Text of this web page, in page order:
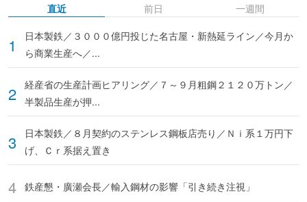
直近
日本製鉄／３０００億円投じた名古屋・新熱延ライン／今月か
ら商業生産へ／...
経産省の生産計画ヒアリング／７～９月粗鋼２１２０万トン／
半製品生産が押...
日本製鉄／８月契約のステンレス鋼板店売り／Ｎｉ系１万円下
げ、Ｃｒ系据え置き
鉄産懇・廣瀬会長／輸入鋼材の影響「引き続き注視」
前日 一週間